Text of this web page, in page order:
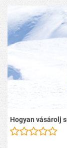
Hogyan vásárolj